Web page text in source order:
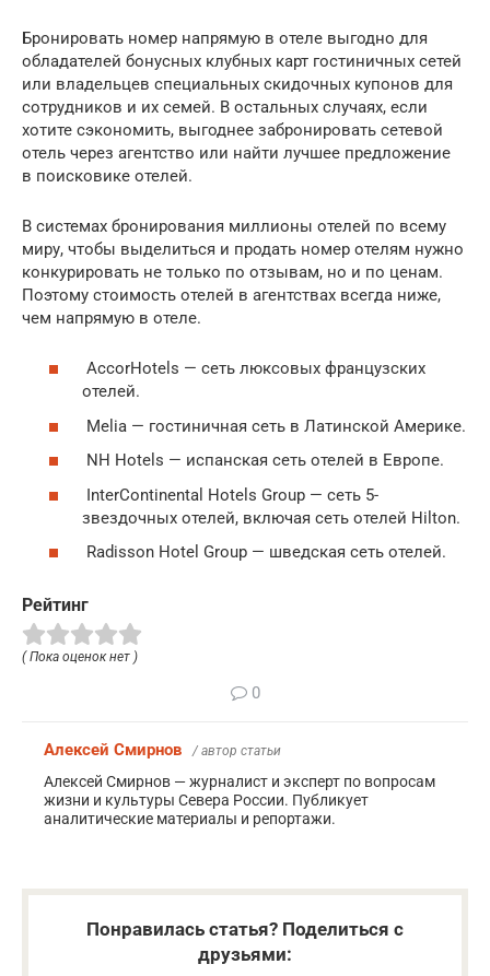
Бронировать номер напрямую в отеле выгодно для
обладателей бонусных клубных карт гостиничных сетей
или владельцев специальных скидочных купонов для
сотрудников и их семей. В остальных случаях, если
хотите сэкономить, выгоднее забронировать сетевой
отель через агентство или найти лучшее предложение
в поисковике отелей.
В системах бронирования миллионы отелей по всему
миру, чтобы выделиться и продать номер отелям нужно
конкурировать не только по отзывам, но и по ценам.
Поэтому стоимость отелей в агентствах всегда ниже,
чем напрямую в отеле.
AccorHotels — сеть люксовых французских
отелей.
Melia — гостиничная сеть в Латинской Америке.
NH Hotels — испанская сеть отелей в Европе.
InterContinental Hotels Group — сеть 5-
звездочных отелей, включая сеть отелей Hilton.
Radisson Hotel Group — шведская сеть отелей.
Рейтинг
( Пока оценок нет )
0
Алексей Смирнов / автор статьи
Алексей Смирнов — журналист и эксперт по вопросам
жизни и культуры Севера России. Публикует
аналитические материалы и репортажи.
Понравилась статья? Поделиться с
друзьями: